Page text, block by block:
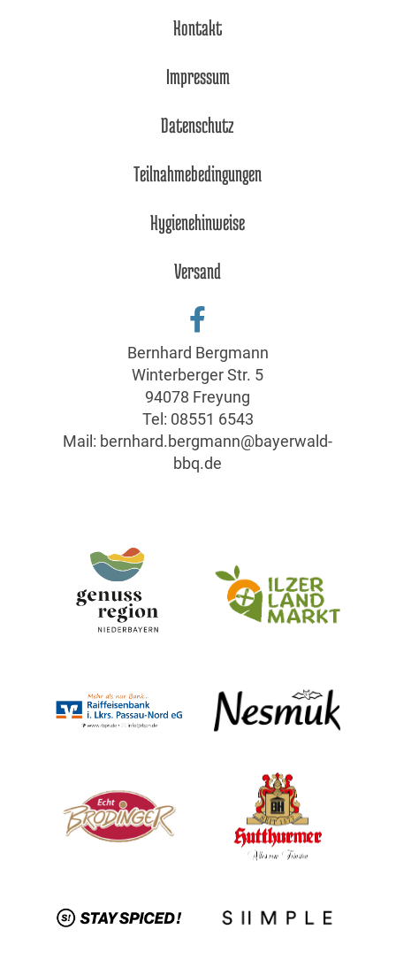
Kontakt
Impressum
Datenschutz
Teilnahmebedingungen
Hygienehinweise
Versand
Bernhard Bergmann
Winterberger Str. 5
94078 Freyung
Tel: 08551 6543
Mail: bernhard.bergmann@bayerwald-
bbq.de